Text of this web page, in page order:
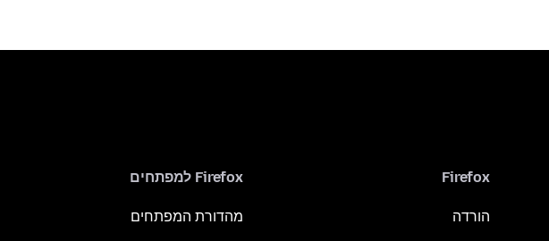
Firefox
הורדה
Firefox למפתחים
מהדורת המפתחים